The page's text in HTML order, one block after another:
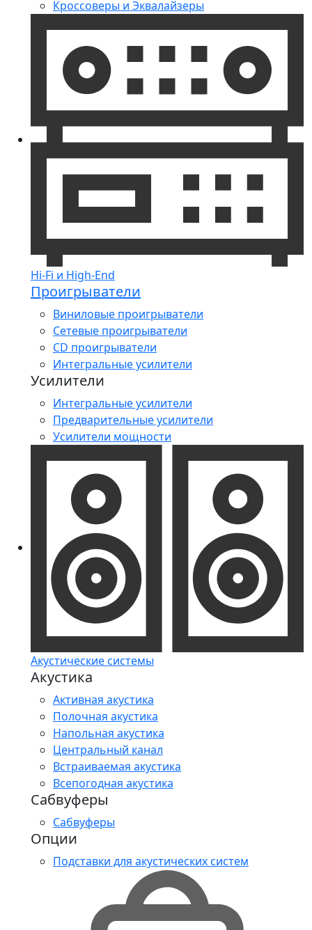
Кроссоверы и Эквалайзеры
Hi-Fi и High-End
Проигрыватели
Виниловые проигрыватели
Сетевые проигрыватели
CD проигрыватели
Интегральные усилители
Усилители
Интегральные усилители
Предварительные усилители
Усилители мощности
Акустические системы
Акустика
Активная акустика
Полочная акустика
Напольная акустика
Центральный канал
Встраиваемая акустика
Всепогодная акустика
Сабвуферы
Сабвуферы
Опции
Подставки для акустических систем